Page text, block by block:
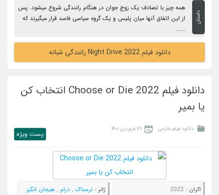
داستان
همه چیز با تصادف یک زوج جوان در هنگام رانندگی شروع میشود. پس
از این اتفاق آنها میان پلیس و یک گروه سیاسی فاسد قرار میگیرند که
......
دانلود فیلم Night Drive 2022 رانندگی شبانه
دانلود فیلم Choose or Die 2022 انتخاب کن
یا بمیر
دانلود فیلم خارجی ۲۹ فروردین ۱۴۰۱
پست ويژه
اکران :2022 ژانر : ترسناک , درام , هیجان انگیز